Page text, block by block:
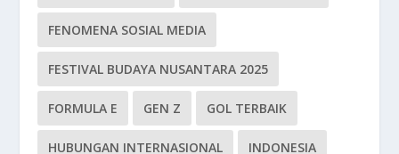
FENOMENA SOSIAL MEDIA
FESTIVAL BUDAYA NUSANTARA 2025
FORMULA E GEN Z GOL TERBAIK
HUBUNGAN INTERNASIONAL INDONESIA